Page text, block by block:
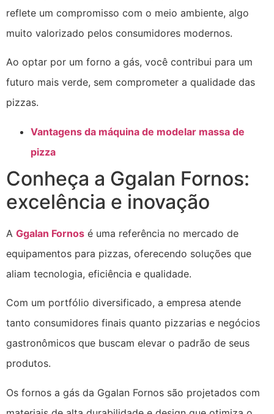
reflete um compromisso com o meio ambiente, algo
muito valorizado pelos consumidores modernos.
Ao optar por um forno a gás, você contribui para um
futuro mais verde, sem comprometer a qualidade das
pizzas.
Vantagens da máquina de modelar massa de
pizza
Conheça a Ggalan Fornos:
excelência e inovação
A Ggalan Fornos é uma referência no mercado de
equipamentos para pizzas, oferecendo soluções que
aliam tecnologia, eficiência e qualidade.
Com um portfólio diversificado, a empresa atende
tanto consumidores finais quanto pizzarias e negócios
gastronômicos que buscam elevar o padrão de seus
produtos.
Os fornos a gás da Ggalan Fornos são projetados com